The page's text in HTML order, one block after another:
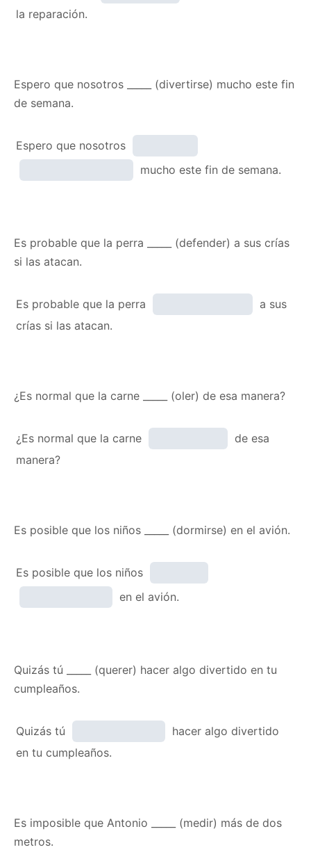
la reparación.
Espero que nosotros _____ (divertirse) mucho este fin
de semana.
Espero que nosotros
mucho este fin de semana.
Es probable que la perra _____ (defender) a sus crías
si las atacan.
Es probable que la perra
a sus
crías si las atacan.
¿Es normal que la carne _____ (oler) de esa manera?
¿Es normal que la carne
de esa
manera?
Es posible que los niños _____ (dormirse) en el avión.
Es posible que los niños
en el avión.
Quizás tú _____ (querer) hacer algo divertido en tu
cumpleaños.
Quizás tú
hacer algo divertido
en tu cumpleaños.
Es imposible que Antonio _____ (medir) más de dos
metros.